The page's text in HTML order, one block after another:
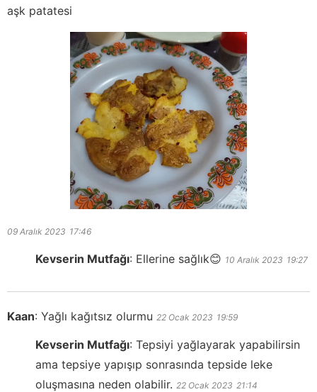
aşk patatesi
09 Aralık 2023 17:46
Kevserin Mutfağı: Ellerine sağlık😊 10 Aralık 2023 19:27
Kaan: Yağlı kağıtsız olurmu 22 Ocak 2023 19:59
Kevserin Mutfağı: Tepsiyi yağlayarak yapabilirsin
ama tepsiye yapışıp sonrasında tepside leke
oluşmasına neden olabilir. 22 Ocak 2023 21:14